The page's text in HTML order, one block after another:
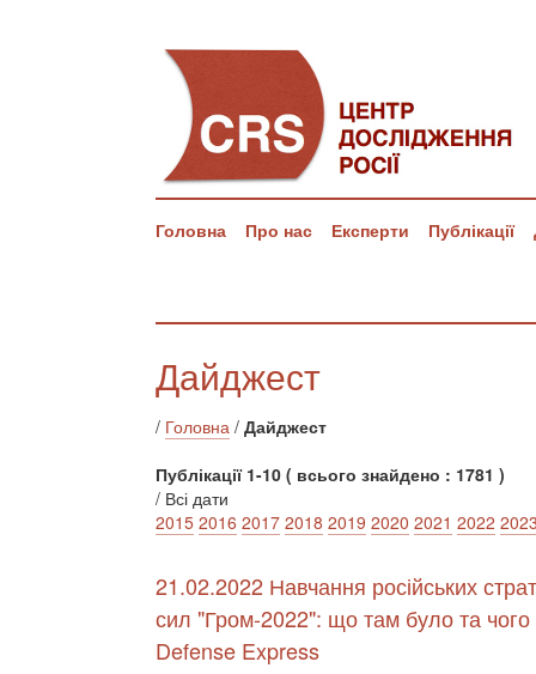
Головна Про нас Експерти Публікації
Дайджест
/ Головна / Дайджест
Публікації 1-10 ( всього знайдено : 1781 )
/ Всі дати
2015 2016 2017 2018 2019 2020 2021 2022
21.02.2022 Навчання російських
сил "Гром-2022": що там було та
Defense Express